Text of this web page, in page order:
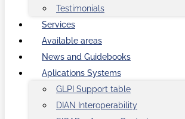
Testimonials
Services
Available areas
News and Guidebooks
Aplications Systems
GLPI Support table
DIAN Interoperability